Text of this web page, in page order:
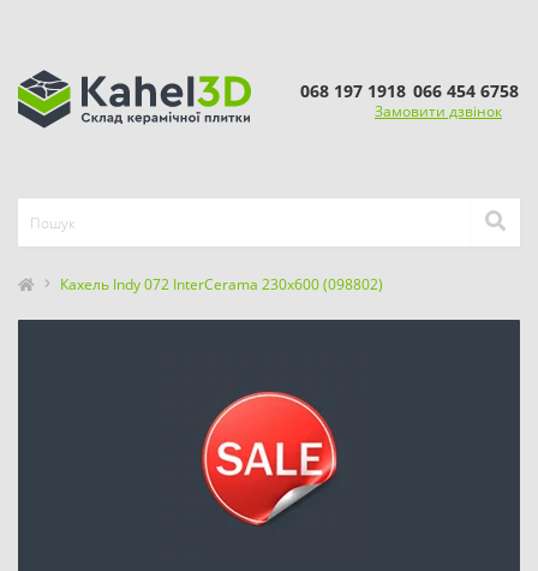
068 197 1918 066 454 6758
Замовити дзвінок
Кахель Indy 072 InterCerama 230x600 (098802)